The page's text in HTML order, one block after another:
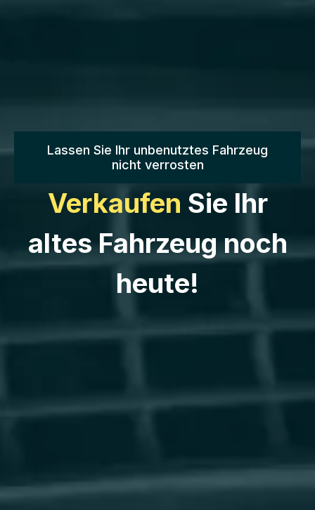
Lassen Sie Ihr unbenutztes Fahrzeug
nicht verrosten
Verkaufen Sie Ihr
altes Fahrzeug noch
heute!